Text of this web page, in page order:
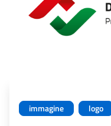
immagine logo